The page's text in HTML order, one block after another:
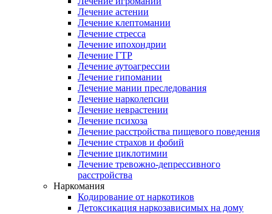
Лечение астении
Лечение клептомании
Лечение стресса
Лечение ипохондрии
Лечение ГТР
Лечение аутоагрессии
Лечение гипомании
Лечение мании преследования
Лечение нарколепсии
Лечение неврастении
Лечение психоза
Лечение расстройства пищевого поведения
Лечение страхов и фобий
Лечение циклотимии
Лечение тревожно-депрессивного
расстройства
Наркомания
Кодирование от наркотиков
Детоксикация наркозависимых на дому